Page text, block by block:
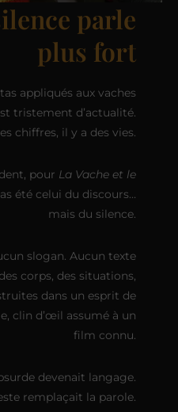
parle
plus fort
appliqués aux vaches
tristement d’actualité.
chiffres, il y a des vies.
pour La Vache et le
été celui du discours…
mais du silence.
slogan. Aucun texte
corps, des situations,
dans un esprit de
clin d’œil assumé à un
film connu.
devenait langage.
remplaçait la parole.